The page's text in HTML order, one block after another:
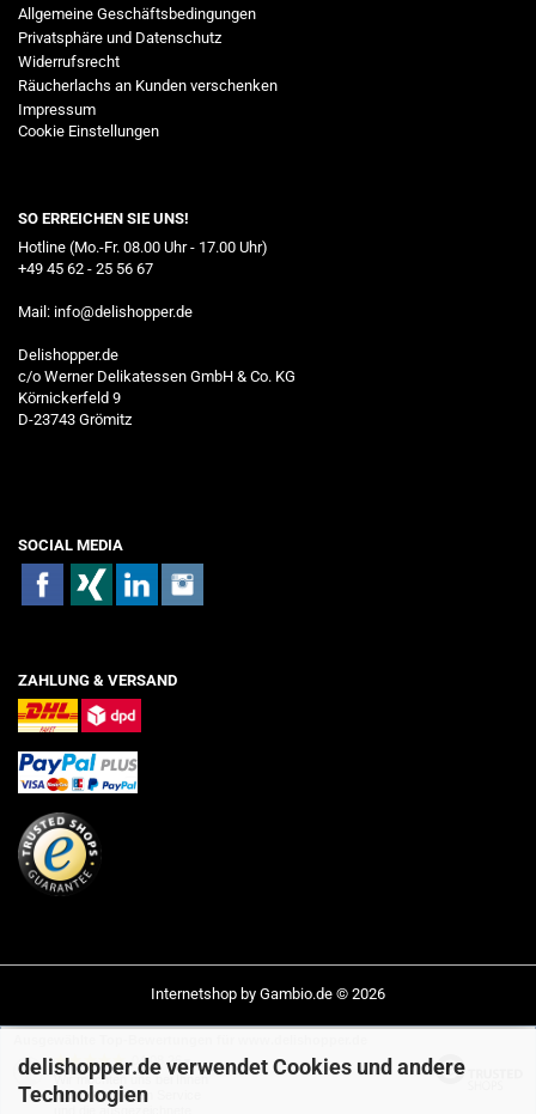
delishopper.de verwendet Cookies und andere
Technologien
Allgemeine Geschäftsbedingungen
Privatsphäre und Datenschutz
Widerrufsrecht
Räucherlachs an Kunden verschenken
Impressum
Cookie Einstellungen
SO ERREICHEN SIE UNS!
Hotline (Mo.-Fr. 08.00 Uhr - 17.00 Uhr)
+49 45 62 - 25 56 67
Mail: info@delishopper.de
Delishopper.de
c/o Werner Delikatessen GmbH & Co. KG
Körnickerfeld 9
D-23743 Grömitz
SOCIAL MEDIA
ZAHLUNG & VERSAND
Internetshop by Gambio.de © 2026
04.08.26▼
Wir möchten uns bei Ihnen
für den schnellen Service
und die ausgezeichnete